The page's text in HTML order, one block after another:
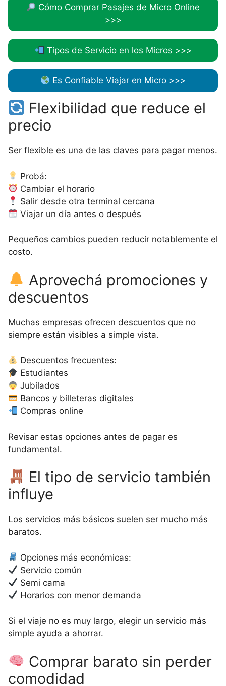
Cómo Comprar Pasajes de Micro Online
>>>
Tipos de Servicio en los Micros >>>
Es Confiable Viajar en Micro >>>
Flexibilidad que reduce el
precio
Ser flexible es una de las claves para pagar menos.
Probá:
Cambiar el horario
Salir desde otra terminal cercana
Viajar un día antes o después
Pequeños cambios pueden reducir notablemente el
costo.
Aprovechá promociones y
descuentos
Muchas empresas ofrecen descuentos que no
siempre están visibles a simple vista.
Descuentos frecuentes:
Estudiantes
Jubilados
Bancos y billeteras digitales
Compras online
Revisar estas opciones antes de pagar es
fundamental.
El tipo de servicio también
influye
Los servicios más básicos suelen ser mucho más
baratos.
Opciones más económicas:
Servicio común
Semi cama
Horarios con menor demanda
Si el viaje no es muy largo, elegir un servicio más
simple ayuda a ahorrar.
Comprar barato sin perder
comodidad